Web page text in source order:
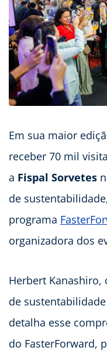
Em sua maior
receber 70 mil
a Fispal Sorvetes
de
programa
organizadora dos
Herbert Kanashiro,
de
detalha esse
do FasterForward,